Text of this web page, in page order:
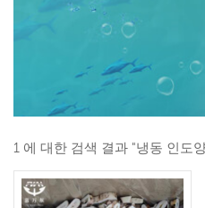
1 에 대한 검색 결과 "냉동 인도